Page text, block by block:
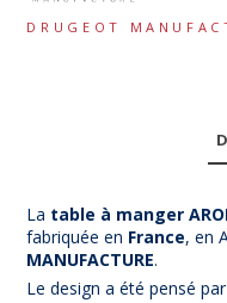
DRUGEOT
La table à manger
fabriquée en France, en
MANUFACTURE.
Le design a été pensé